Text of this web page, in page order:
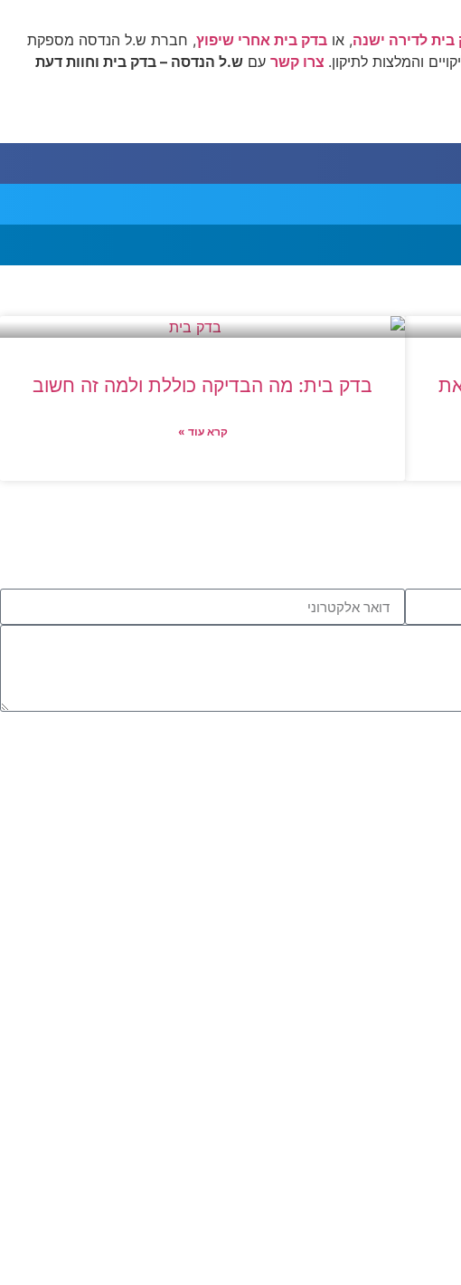
בית לדירה ישנה, או בדק בית אחרי שיפוץ, חברת ש.ל הנדסה מספקת
והמלצות לתיקון. צרו קשר עם ש.ל הנדסה – בדק בית וחוות דעת
בדק בית: מה הבדיקה כוללת ולמה זה חשוב
קרא עוד »